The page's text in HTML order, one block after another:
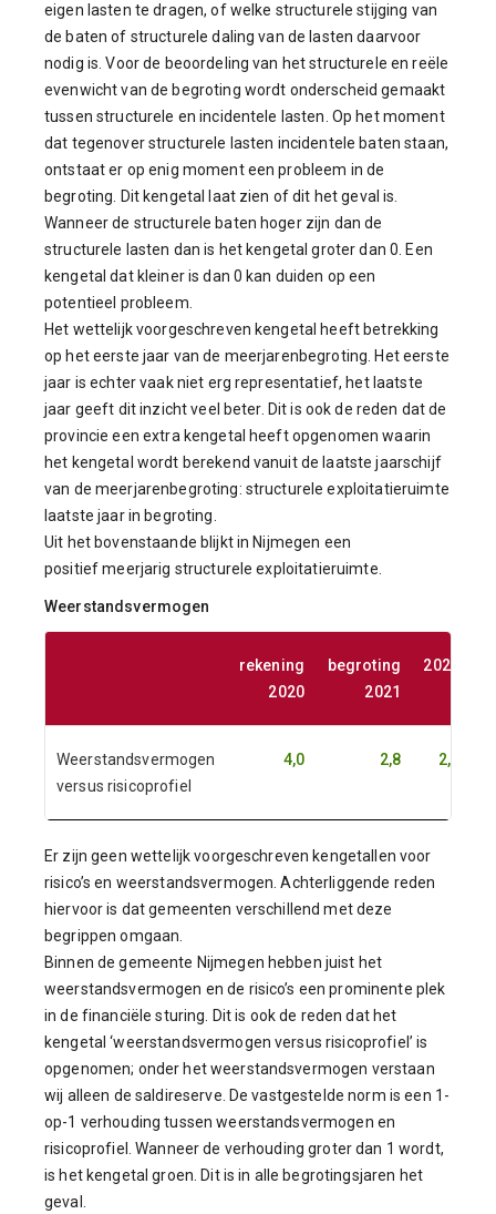
eigen lasten te dragen, of welke structurele stijging van
de baten of structurele daling van de lasten daarvoor
nodig is. Voor de beoordeling van het structurele en reële
evenwicht van de begroting wordt onderscheid gemaakt
tussen structurele en incidentele lasten. Op het moment
dat tegenover structurele lasten incidentele baten staan,
ontstaat er op enig moment een probleem in de
begroting. Dit kengetal laat zien of dit het geval is.
Wanneer de structurele baten hoger zijn dan de
structurele lasten dan is het kengetal groter dan 0. Een
kengetal dat kleiner is dan 0 kan duiden op een
potentieel probleem.
Het wettelijk voorgeschreven kengetal heeft betrekking
op het eerste jaar van de meerjarenbegroting. Het eerste
jaar is echter vaak niet erg representatief, het laatste
jaar geeft dit inzicht veel beter. Dit is ook de reden dat de
provincie een extra kengetal heeft opgenomen waarin
het kengetal wordt berekend vanuit de laatste jaarschijf
van de meerjarenbegroting: structurele exploitatieruimte
laatste jaar in begroting.
Uit het bovenstaande blijkt in Nijmegen een
positief meerjarig structurele exploitatieruimte.
Weerstandsvermogen
rekening
2020
begroting
2021
2022
Weerstandsvermogen
versus risicoprofiel
4,0 2,8 2,1
Er zijn geen wettelijk voorgeschreven kengetallen voor
risico’s en weerstandsvermogen. Achterliggende reden
hiervoor is dat gemeenten verschillend met deze
begrippen omgaan.
Binnen de gemeente Nijmegen hebben juist het
weerstandsvermogen en de risico’s een prominente plek
in de financiële sturing. Dit is ook de reden dat het
kengetal ‘weerstandsvermogen versus risicoprofiel’ is
opgenomen; onder het weerstandsvermogen verstaan
wij alleen de saldireserve. De vastgestelde norm is een 1-
op-1 verhouding tussen weerstandsvermogen en
risicoprofiel. Wanneer de verhouding groter dan 1 wordt,
is het kengetal groen. Dit is in alle begrotingsjaren het
geval.